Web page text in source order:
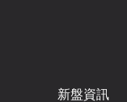
新盤資訊